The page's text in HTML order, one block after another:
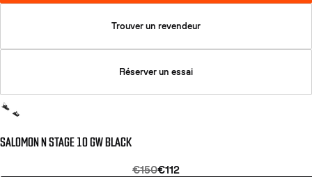
Trouver un revendeur
Réserver un essai
SALOMON N STAGE 10 GW BLACK
€150€112